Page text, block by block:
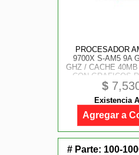
PROCESADOR
9700X S-AM5 9A
GHZ / CACHE
CON GRAFICOS
DISIPADOR /
$
Existencia
Agregar a
# Parte: 100-